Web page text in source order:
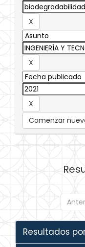
Comenzar
Resultados